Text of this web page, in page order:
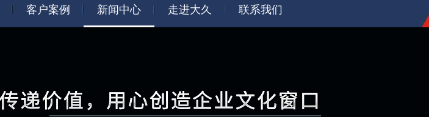
客户案例 新闻中心 走进大久 联系我们